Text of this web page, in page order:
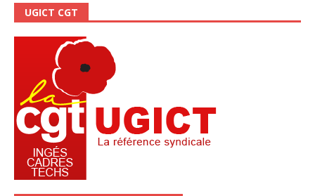
UGICT CGT